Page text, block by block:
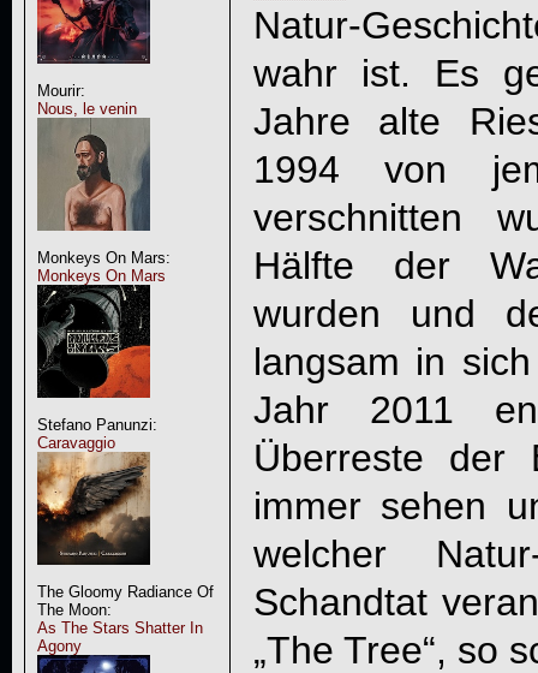
Mourir:
Nous, le venin
Monkeys On Mars:
Monkeys On Mars
Stefano Panunzi:
Caravaggio
The Gloomy Radiance Of
The Moon:
As The Stars Shatter In
Agony
Natur-
wahr ist. Es
Jahre alte
1994 von
verschnitten
Hälfte der
wurden und
langsam in
Jahr 2011
Überreste der
immer sehen
welcher
Schandtat
„The Tree“, so